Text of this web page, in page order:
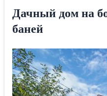
Дачный дом на
баней